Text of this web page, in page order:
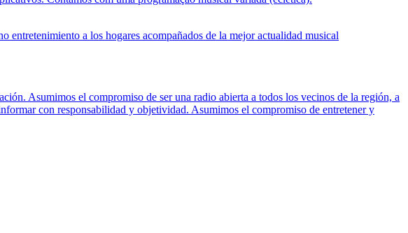
a los hogares acompañados de la mejor actualidad musical
Asumimos el compromiso de ser una radio abierta a todos los vecinos de la región, a
con responsabilidad y objetividad. Asumimos el compromiso de entretener y